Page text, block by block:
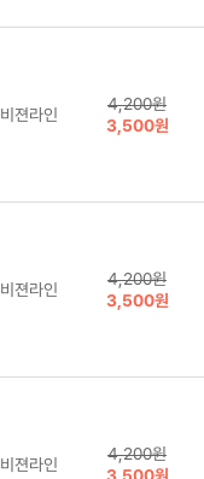
비젼라인
4,200원
3,500원
비젼라인
4,200원
3,500원
비젼라인
4,200원
3,500원